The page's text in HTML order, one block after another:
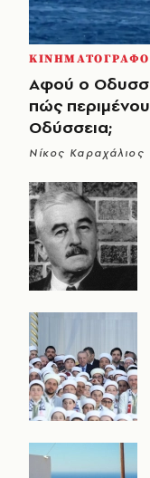
Αφού ο
πώς
Οδύσσεια;
Νίκος Καραχάλιος